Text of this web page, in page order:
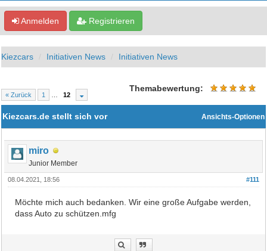
Anmelden Registrieren
Kiezcars Initiativen News Initiativen News
« Zurück 1 12
Themabewertung:
Ansichts-Optionen
Kiezcars.de stellt sich vor
miro
Junior Member
#111
08.04.2021, 18:56
Möchte mich auch bedanken. Wir eine große Aufgabe werden,
dass Auto zu schützen.mfg